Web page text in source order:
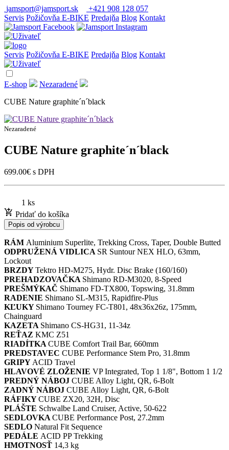
jamsport@jamsport.sk
+421 908 128 057
Servis Požičovňa E-BIKE Predajňa Blog Kontakt
Servis Požičovňa E-BIKE Predajňa Blog Kontakt
E-shop
Nezaradené
CUBE Nature graphite´n´black
Nezaradené
CUBE Nature graphite´n´black
699.00€ s DPH
1 ks
Pridať do košíka
Popis od výrobcu
RÁM Aluminium Superlite, Trekking Cross, Taper, Double Butted
ODPRUŽENÁ VIDLICA SR Suntour NEX HLO, 63mm,
Lockout
BRZDYTektro HD-M275, Hydr. Disc Brake (160/160)
PREHADZOVAČKA Shimano RD-M3020, 8-Speed
PREŠMÝKAČ Shimano FD-TX800, Topswing, 31.8mm
RADENIE Shimano SL-M315, Rapidfire-Plus
KĽUKY Shimano Tourney FC-T801, 48x36x26z, 175mm,
Chainguard
KAZETA Shimano CS-HG31, 11-34z
REŤAZ KMC Z51
RIADÍTKA CUBE Comfort Trail Bar, 660mm
PREDSTAVEC CUBE Performance Stem Pro, 31.8mm
GRIPY ACID Travel
HLAVOVÉ ZLOŽENIE VP Integrated, Top 1 1/8", Bottom 1 1/2
PREDNÝ NÁBOJ CUBE Alloy Light, QR, 6-Bolt
ZADNÝ NÁBOJ CUBE Alloy Light, QR, 6-Bolt
RÁFIKYCUBE ZX20, 32H, Disc
PLÁŠTE Schwalbe Land Cruiser, Active, 50-622
SEDLOVKA CUBE Performance Post, 27.2mm
SEDLO Natural Fit Sequence
PEDÁLE ACID PP Trekking
HMOTNOSŤ 14,3 kg